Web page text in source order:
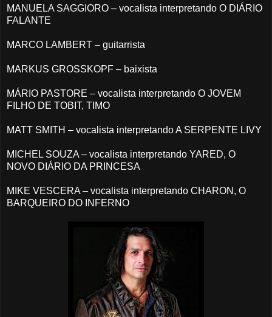
MANUELA SAGGIORO – vocalista interpretando O DIÁRIO
FALANTE
MARCO LAMBERT – guitarrista
MARKUS GROSSKOPF – baixista
MÁRIO PASTORE – vocalista interpretando O JOVEM
FILHO DE TOBIT, TIMO
MATT SMITH – vocalista interpretando A SERPENTE LIVY
MICHEL SOUZA – vocalista interpretando YARED, O
NOVO DIÁRIO DA PRINCESA
MIKE VESCERA – vocalista interpretando CHARON, O
BARQUEIRO DO INFERNO